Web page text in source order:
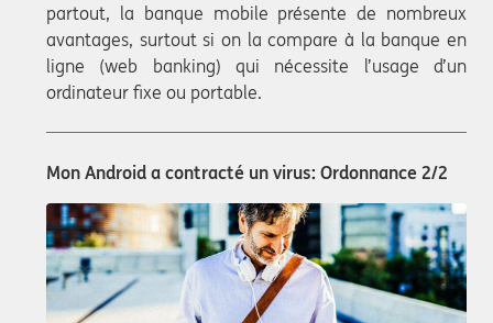
partout, la banque mobile présente de nombreux
avantages, surtout si on la compare à la banque en
ligne (web banking) qui nécessite l’usage d’un
ordinateur fixe ou portable.
Mon Android a contracté un virus: Ordonnance 2/2